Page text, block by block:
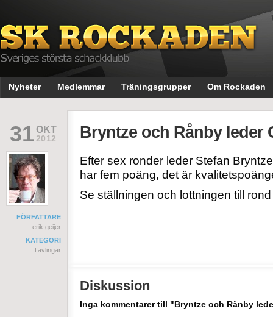
Nyheter Medlemmar Träningsgrupper Om Rockaden
31 OKT
2012
FÖRFATTARE
erik.geijer
KATEGORI
Tävlingar
Bryntze och Rånby leder
Efter sex ronder leder Stefan
har fem poäng, det är
Se ställningen och lottningen till
Diskussion
Inga kommentarer till "Bryntze och Rånby